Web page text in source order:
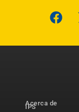
Acerca de
IPS